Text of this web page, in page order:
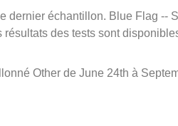
dernier échantillon. Blue Flag --
résultats des tests sont
Other de June 24th à